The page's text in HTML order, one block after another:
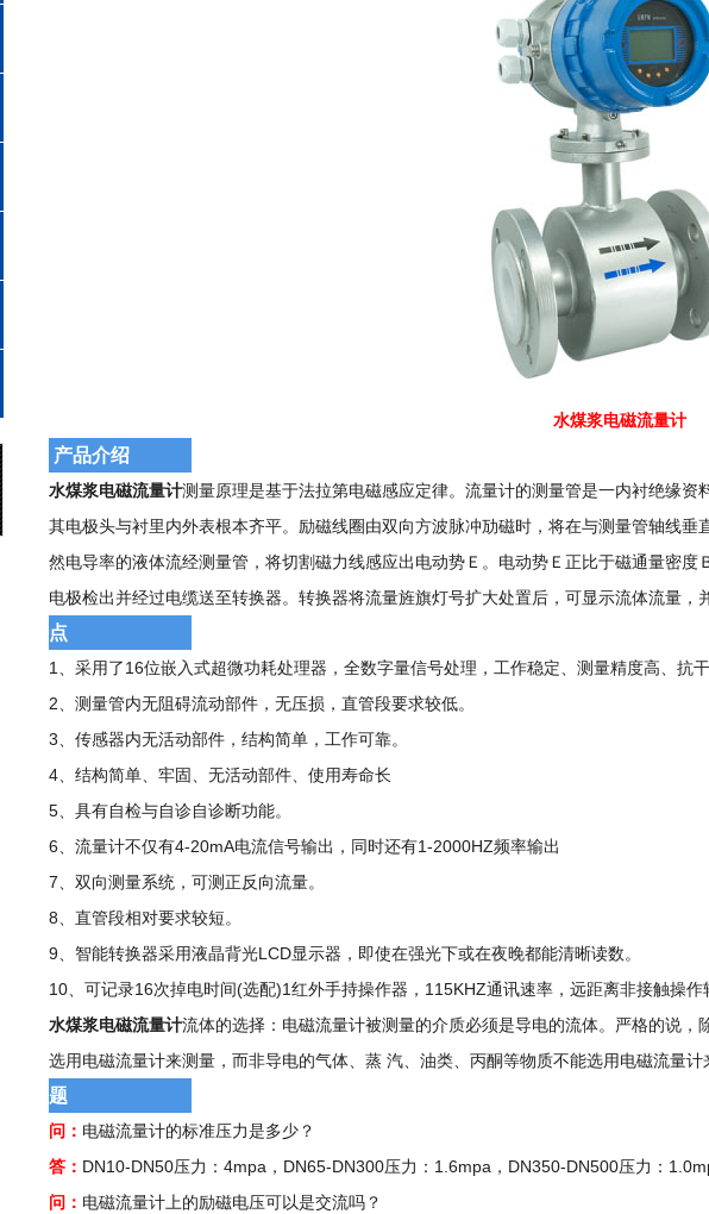
水煤浆电磁流量计
产品介绍
水煤浆电磁流量计测量原理是基于法拉第电磁感应定律。流量计的测量管是一内衬绝缘
其电极头与衬里内外表根本齐平。励磁线圈由双向方波脉冲劢磁时，将在与测量管轴线
然电导率的液体流经测量管，将切割磁力线感应出电动势Ｅ。电动势Ｅ正比于磁通量密
电极检出并经过电缆送至转换器。转换器将流量旌旗灯号扩大处置后，可显示流体流量
产品特点
1、采用了16位嵌入式超微功耗处理器，全数字量信号处理，工作稳定、测量精度高、抗
2、测量管内无阻碍流动部件，无压损，直管段要求较低。
3、传感器内无活动部件，结构简单，工作可靠。
4、结构简单、牢固、无活动部件、使用寿命长
5、具有自检与自诊自诊断功能。
6、流量计不仅有4-20mA电流信号输出，同时还有1-2000HZ频率输出
7、双向测量系统，可测正反向流量。
8、直管段相对要求较短。
9、智能转换器采用液晶背光LCD显示器，即使在强光下或在夜晚都能清晰读数。
10、可记录16次掉电时间(选配)1红外手持操作器，115KHZ通讯速率，远距离非接触操
水煤浆电磁流量计流体的选择：电磁流量计被测量的介质必须是导电的流体。严格的说
选用电磁流量计来测量，而非导电的气体、蒸 汽、油类、丙酮等物质不能选用电磁流量计
常见问题
问： 电磁流量计的标准压力是多少？
答： DN10-DN50压力：4mpa，DN65-DN300压力：1.6mpa，DN350-DN500压力：
问： 电磁流量计上的励磁电压可以是交流吗？